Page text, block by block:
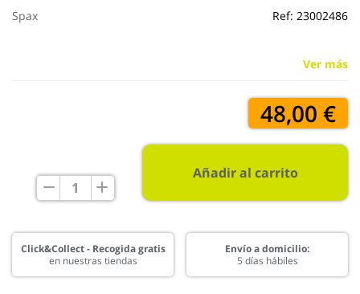
Spax Ref: 23002486
Ver más
48,00 €
Añadir al carrito
Click&Collect - Recogida gratis
en nuestras tiendas
Envío a domicilio:
5 días hábiles